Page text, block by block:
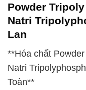
Powder
Natri
Lan
**Hóa chất
Natri
Toàn**